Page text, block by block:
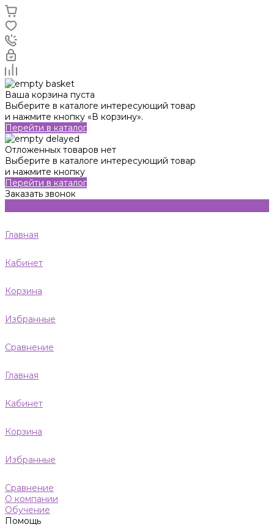
Ваша корзина пуста
Выберите в каталоге интересующий товар
и нажмите кнопку «В корзину».
Перейти в каталог
Отложенных товаров нет
Выберите в каталоге интересующий товар
и нажмите кнопку
Перейти в каталог
Заказать звонок
Главная
Кабинет
Корзина
Избранные
Сравнение
Главная
Кабинет
Корзина
Избранные
Сравнение
О компании
Обучение
Помощь